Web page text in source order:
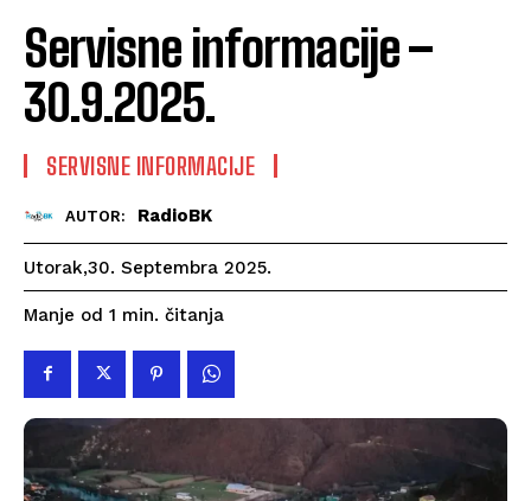
Servisne informacije –
30.9.2025.
SERVISNE INFORMACIJE
AUTOR: RadioBK
Utorak,30. Septembra 2025.
Manje od 1 min. čitanja